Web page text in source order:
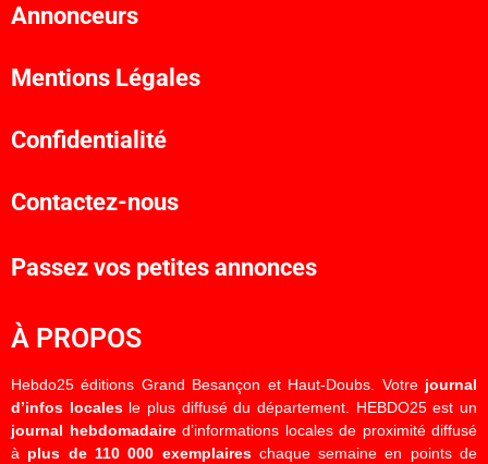
Annonceurs
Mentions Légales
Confidentialité
Contactez-nous
Passez vos petites annonces
À PROPOS
Hebdo25 éditions Grand Besançon et Haut-Doubs. Votre journal
d’infos localesle plus diffusé du département. HEBDO25 est un
journal hebdomadaired’informations locales de proximité diffusé
à plus de 110 000 exemplaireschaque semaine en points de